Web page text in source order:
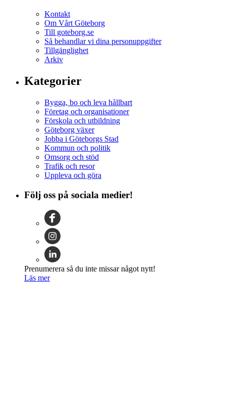
Kontakt
Om Vårt Göteborg
Till goteborg.se
Så behandlar vi dina personuppgifter
Tillgänglighet
Arkiv
Kategorier
Bygga, bo och leva hållbart
Företag och organisationer
Förskola och utbildning
Göteborg växer
Jobba i Göteborgs Stad
Kommun och politik
Omsorg och stöd
Trafik och resor
Uppleva och göra
Följ oss på sociala medier!
Prenumerera så du inte missar något nytt!
Läs mer